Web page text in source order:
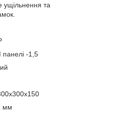
ущільнення та
-1,5
мм